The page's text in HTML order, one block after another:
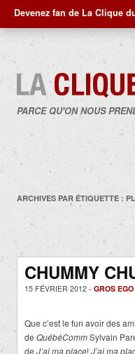
Devenez fan de La Clique
PARCE QU'ON NOUS
ARCHIVES PAR ÉTIQUETTE :
CHUMMY
15 FÉVRIER 2012 - GROS EGO
Que c’est le fun avoir des
de QuébéCommSylvain
de J’ai ma place!J’ai ma